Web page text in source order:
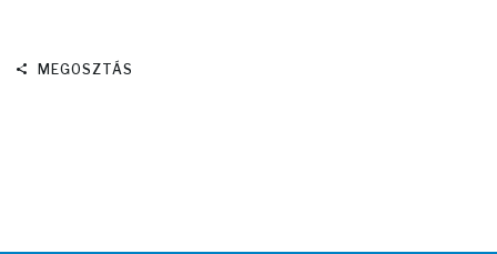
MEGOSZTÁS